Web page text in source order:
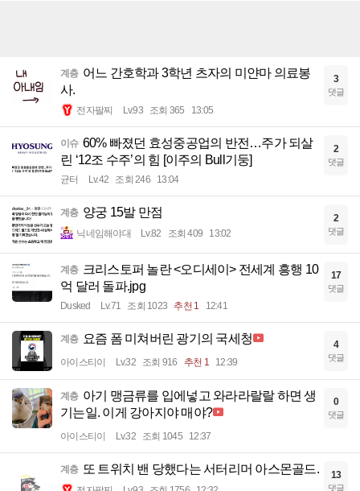
계층 어느 간호학과 3학년 츠자의 미얀마 의료봉
사.
전자팔찌 Lv.93 조회 365 13:05
3
댓글
이슈 60% 빠졌던 효성중공업의 반전…주가 되살
린 ‘12조 수주’의 힘 [이주의 Bull기둥]
균터 Lv.42 조회 246 13:04
2
댓글
계층 양궁 15발 만점
닉네임해야대 Lv.82 조회 409 13:02
2
댓글
계층 크리스토퍼 놀란 <오디세이> 전세계 흥행 10
억 달러 돌파.jpg
Dusked Lv.71 조회 1023 추천 1 12:41
17
댓글
계층 요즘 폼 미쳐버린 광기의 국세청
아이스티이 Lv.32 조회 916 추천 1 12:39
4
댓글
계층 아기 맹금류를 입에넣고 와라라랄랄 하면 생
기는일. 이게 강아지야 매야?
아이스티이 Lv.32 조회 1045 12:37
0
댓글
계층 또 트위치 밴 당했다는 서터리머 아스몬골드. 13
댓글